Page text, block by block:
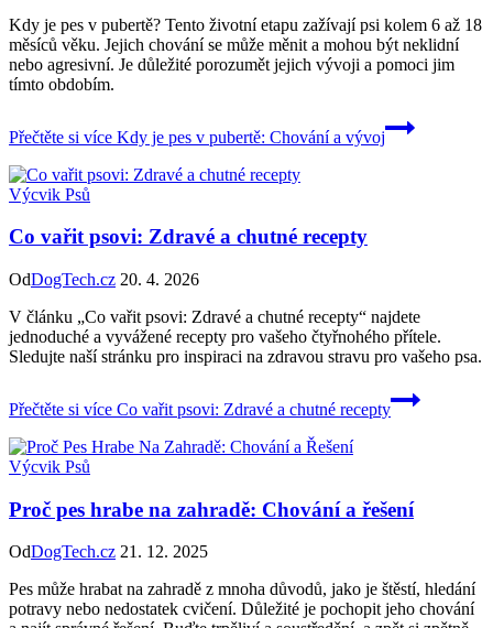
Kdy je pes v pubertě? Tento životní etapu zažívají psi kolem 6 až 18
měsíců věku. Jejich chování se může měnit a mohou být neklidní
nebo agresivní. Je důležité porozumět jejich vývoji a pomoci jim
tímto obdobím.
Přečtěte si více Kdy je pes v pubertě: Chování a vývoj
Výcvik Psů
Co vařit psovi: Zdravé a chutné recepty
OdDogTech.cz 20. 4. 2026
V článku „Co vařit psovi: Zdravé a chutné recepty“ najdete
jednoduché a vyvážené recepty pro vašeho čtyřnohého přítele.
Sledujte naší stránku pro inspiraci na zdravou stravu pro vašeho psa.
Přečtěte si více Co vařit psovi: Zdravé a chutné recepty
Výcvik Psů
Proč pes hrabe na zahradě: Chování a řešení
OdDogTech.cz 21. 12. 2025
Pes může hrabat na zahradě z mnoha důvodů, jako je štěstí, hledání
potravy nebo nedostatek cvičení. Důležité je pochopit jeho chování